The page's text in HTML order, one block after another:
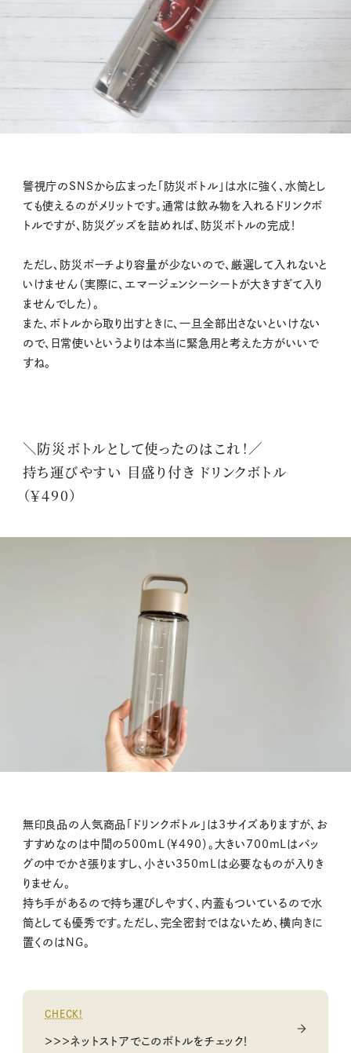
警視庁のSNSから広まった「防災ボトル」は水に強く、水筒とし
ても使えるのがメリットです。通常は飲み物を入れるドリンクボ
トルですが、防災グッズを詰めれば、防災ボトルの完成！
ただし、防災ポーチより容量が少ないので、厳選して入れないと
いけません（実際に、エマージェンシーシートが大きすぎて入り
ませんでした）。
また、ボトルから取り出すときに、一旦全部出さないといけない
ので、日常使いというよりは本当に緊急用と考えた方がいいで
すね。
＼防災ボトルとして使ったのはこれ！／
持ち運びやすい 目盛り付き ドリンクボトル
（￥490）
無印良品の人気商品「ドリンクボトル」は3サイズありますが、お
すすめなのは中間の500ｍL（￥490）。大きい700mLはバッ
グの中でかさ張りますし、小さい350ｍLは必要なものが入りき
りません。
持ち手があるので持ち運びしやすく、内蓋もついているので水
筒としても優秀です。ただし、完全密封ではないため、横向きに
置くのはNG。
CHECK!
＞＞＞ネットストアでこのボトルをチェック！